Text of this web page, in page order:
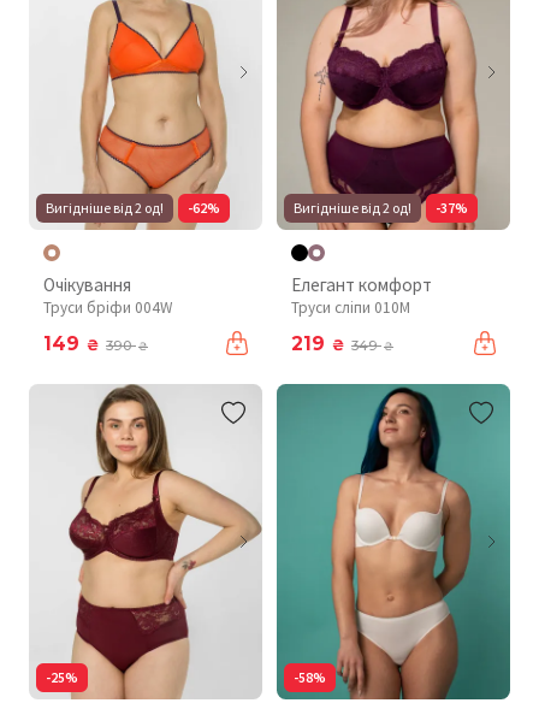
Вигідніше від 2 од! -62%
Очікування
Труси бріфи 004W
149 ₴ 390₴
Вигідніше від 2 од! -37%
Елегант комфорт
Труси сліпи 010М
219 ₴ 349₴
-25% -58%